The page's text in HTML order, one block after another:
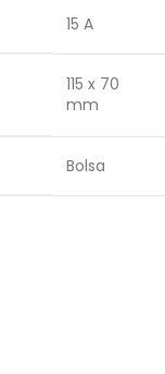
15 A
115 x 70
mm
Bolsa